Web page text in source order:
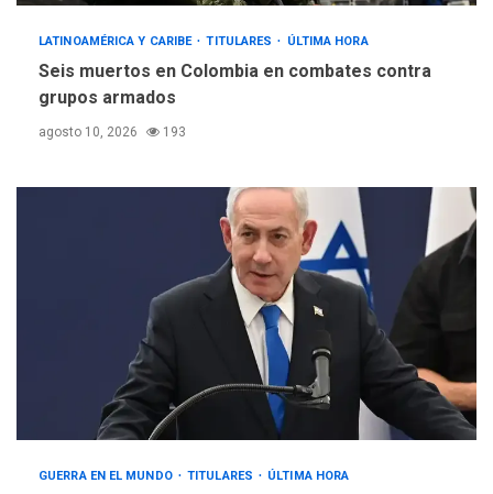
LATINOAMÉRICA Y CARIBE TITULARES ÚLTIMA HORA
Seis muertos en Colombia en combates contra
grupos armados
agosto 10, 2026 193
GUERRA EN EL MUNDO TITULARES ÚLTIMA HORA